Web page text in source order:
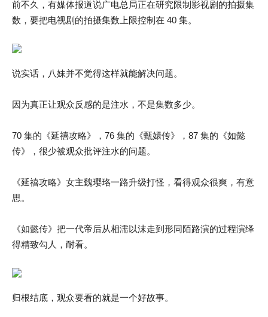
前不久，有媒体报道说广电总局正在研究限制影视剧的拍摄集
数，要把电视剧的拍摄集数上限控制在 40 集。
说实话，八妹并不觉得这样就能解决问题。
因为真正让观众反感的是注水，不是集数多少。
70 集的《延禧攻略》，76 集的《甄嬛传》，87 集的《如懿
传》，很少被观众批评注水的问题。
《延禧攻略》女主魏璎珞一路升级打怪，看得观众很爽，有意
思。
《如懿传》把一代帝后从相濡以沫走到形同陌路演的过程演绎
得精致勾人，耐看。
归根结底，观众要看的就是一个好故事。